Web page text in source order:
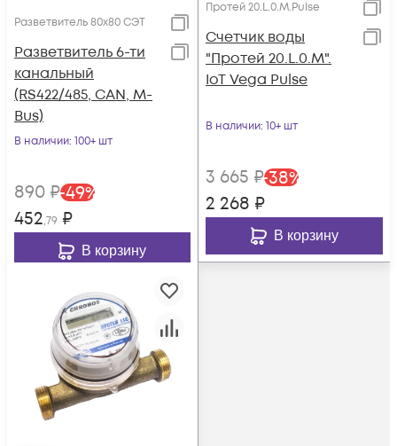
Разветвитель 80x80 СЭТ
Разветвитель 6-ти
канальный
(RS422/485, CAN, M-
Bus)
В наличии: 100+ шт
890 ₽-49%
452,79 ₽
В корзину
Протей 20.L.0.М.Pulse
Счетчик воды
"Протей 20.L.0.М".
IoT Vega Pulse
В наличии: 10+ шт
3 665 ₽-38%
2 268 ₽
В корзину